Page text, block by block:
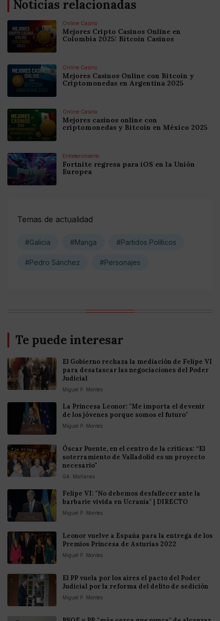
Noticias relacionadas
Online Casino
Mejores Cripto Casinos Online en
Colombia 2025: Bitcoin Casinos
Online Casino
Mejores Casinos Online con Bitcoin y
Criptomonedas en Argentina 2025
Online Casino
Mejores casinos online con
criptomonedas y Bitcoin en México 2025
Entretenimiento
Fortnite regresa para iOS en la Unión
Europea
Temas de actualidad
#Galicia #Manga #Partidos Políticos
#Pedro Sánchez #Personajes
Te puede interesar
El Gobierno rechaza la mediación de Felipe VI
para desatascar las negociaciones del Poder
Judicial
Miguel P. Montes
La Princesa Leonor: "Me importa el devenir
de los jóvenes porque somos el futuro"
Miguel P. Montes
Óscar Puente, en el centro de la críticas: “El
soterramiento de Valladolid es un proyecto
necesario"
GA. Mañanes
Felipe VI: "No debemos desfallecer ante la
barbarie vivida en Ucrania" | DIRECTO
Miguel P. Montes
Leonor vuelve a España para la entrega de los
Premios Princesa de Asturias 2022
Miguel P. Montes
El PP vuela por los aires el pacto del Poder
Judicial por la reforma del delito de sedición
Miguel P. Montes